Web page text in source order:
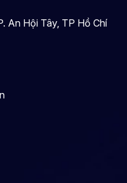
An Hội Tây, TP Hồ Chí